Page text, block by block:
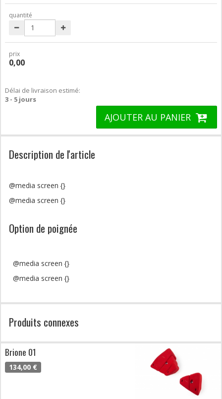
quantité
prix
0,00
Délai de livraison estimé:
3 - 5 jours
AJOUTER AU PANIER
Description de l'article
@media screen {}
@media screen {}
Option de poignée
@media screen {}
@media screen {}
Produits connexes
Brione 01
134,00 €